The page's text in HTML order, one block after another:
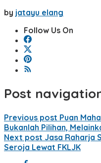
by jatayu elang
Follow Us On
Post
Previous post Puan
Bukanlah Pilihan,
Next post Jasa Raharja
Seroja Lewat FKLJK